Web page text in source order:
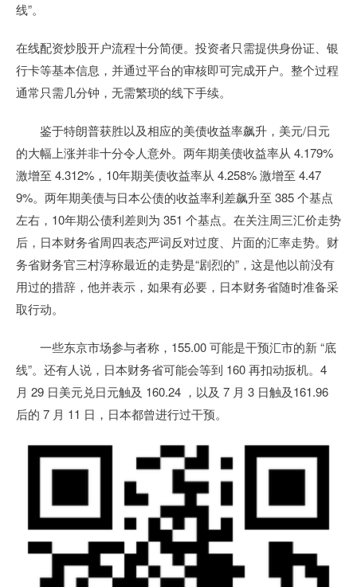
线”。
在线配资炒股开户流程十分简便。投资者只需提供身份证、银
行卡等基本信息，并通过平台的审核即可完成开户。整个过程
通常只需几分钟，无需繁琐的线下手续。
鉴于特朗普获胜以及相应的美债收益率飙升，美元/日元
的大幅上涨并非十分令人意外。两年期美债收益率从 4.179%
激增至 4.312%，10年期美债收益率从 4.258% 激增至 4.47
9%。两年期美债与日本公债的收益率利差飙升至 385 个基点
左右，10年期公债利差则为 351 个基点。在关注周三汇价走势
后，日本财务省周四表态严词反对过度、片面的汇率走势。财
务省财务官三村淳称最近的走势是“剧烈的”，这是他以前没有
用过的措辞，他并表示，如果有必要，日本财务省随时准备采
取行动。
一些东京市场参与者称，155.00 可能是干预汇市的新 “底
线”。还有人说，日本财务省可能会等到 160 再扣动扳机。4
月 29 日美元兑日元触及 160.24 ，以及 7 月 3 日触及161.96
后的 7 月 11 日，日本都曾进行过干预。